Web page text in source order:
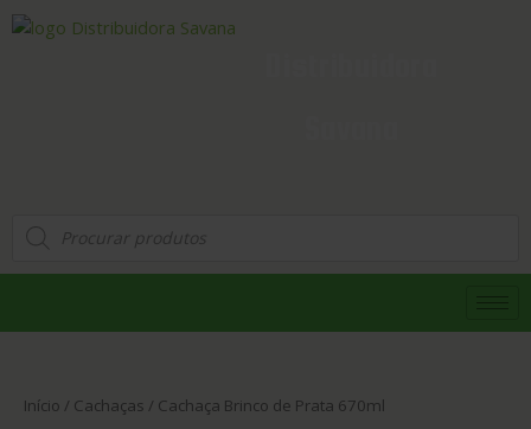
Início / Cachaças / Cachaça Brinco de Prata 670ml